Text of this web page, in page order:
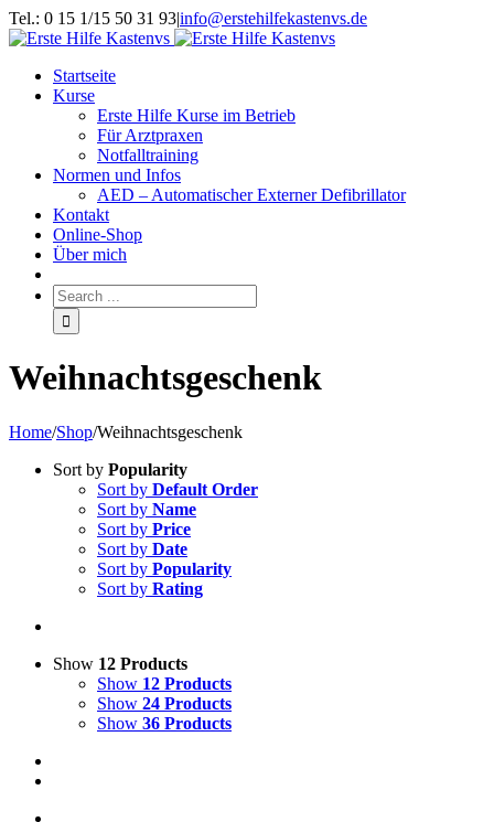
Tel.: 0 15 1/15 50 31 93|info@erstehilfekastenvs.de
Startseite
Kurse
Erste Hilfe Kurse im Betrieb
Für Arztpraxen
Notfalltraining
Normen und Infos
AED – Automatischer Externer Defibrillator
Kontakt
Online-Shop
Über mich
Weihnachtsgeschenk
Home/Shop/Weihnachtsgeschenk
Sort by Popularity
Sort by Default Order
Sort by Name
Sort by Price
Sort by Date
Sort by Popularity
Sort by Rating
Show 12 Products
Show 12 Products
Show 24 Products
Show 36 Products